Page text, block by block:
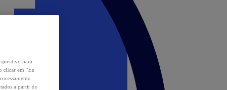
para
clicar em “Eu
a partir do